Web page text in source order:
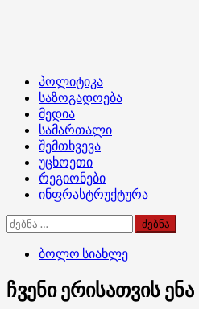
Primary
Menu
პოლიტიკა
საზოგადოება
მედია
სამართალი
შემთხვევა
უცხოეთი
რეგიონები
ინფრასტრუქტურა
ძებნა:
ბოლო სიახლე
ჩვენი ერისათვის